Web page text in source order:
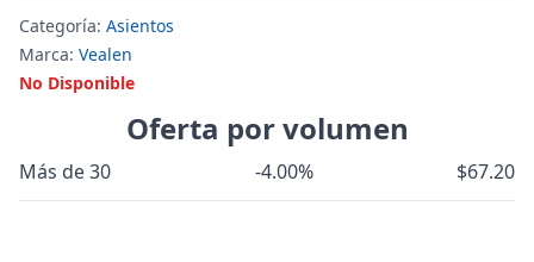
Categoría: Asientos
Marca: Vealen
No Disponible
Oferta por volumen
Más de 30 -4.00% $67.20